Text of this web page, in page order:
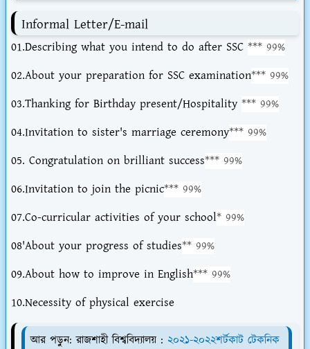
Informal Letter/E-mail
01.Describing what you intend to do after SSC *** 99%
02.About your preparation for SSC examination*** 99%
03.Thanking for Birthday present/Hospitality *** 99%
04.Invitation to sister's marriage ceremony*** 99%
05. Congratulation on brilliant success*** 99%
06.Invitation to join the picnic*** 99%
07.Co-curricular activities of your school* 99%
08'About your progress of studies** 99%
09.About how to improve in English*** 99%
10.Necessity of physical exercise
আর পড়ুন: রাজশাহী বিশ্ববিদ্যালয় : ২০২১-২০২২শর্টকাট টেকনিক